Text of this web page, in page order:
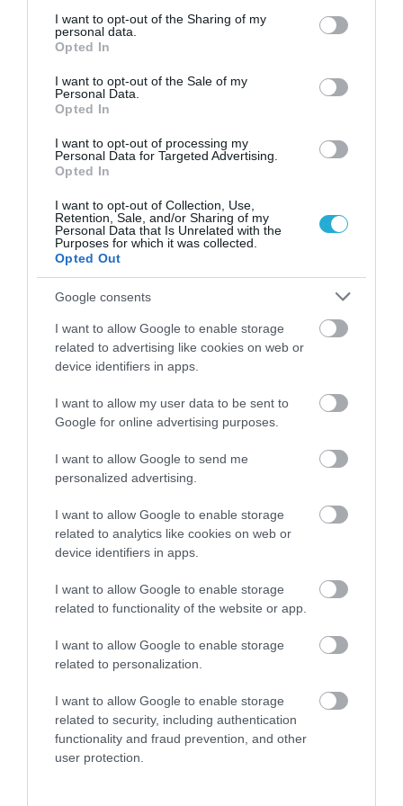
not limited to your visit or usage behaviour. You may click to
grant or deny consent to Google and its third-party tags to
use your data for below specified purposes in below Google
consent section.
I want to opt-out of the Sharing of my
personal data.
Opted In
I want to opt-out of the Sale of my
Personal Data.
Opted In
I want to opt-out of processing my
Personal Data for Targeted Advertising.
Opted In
I want to opt-out of Collection, Use,
Retention, Sale, and/or Sharing of my
Personal Data that Is Unrelated with the
Purposes for which it was collected.
Opted Out
Google consents
I want to allow Google to enable storage
related to advertising like cookies on web or
device identifiers in apps.
I want to allow my user data to be sent to
Google for online advertising purposes.
I want to allow Google to send me
personalized advertising.
I want to allow Google to enable storage
related to analytics like cookies on web or
device identifiers in apps.
I want to allow Google to enable storage
related to functionality of the website or app.
I want to allow Google to enable storage
related to personalization.
I want to allow Google to enable storage
related to security, including authentication
functionality and fraud prevention, and other
user protection.
Αυτό είναι το σύμπτωμα του καρκίνου του
δέρματος που μπορεί να εντοπιστεί στο
κομμωτήριο! – Τι δείχνει νέα έρευνα
01.08.2026
Ξυπνάτε και σέρνεστε από την κούραση;
8+1 απλές κινήσεις για περισσότερη
ενέργεια από το πρωί
31.07.2026 15:11
Το σημάδι στο πόδι που μπορεί να κρύβει
θρόμβωση